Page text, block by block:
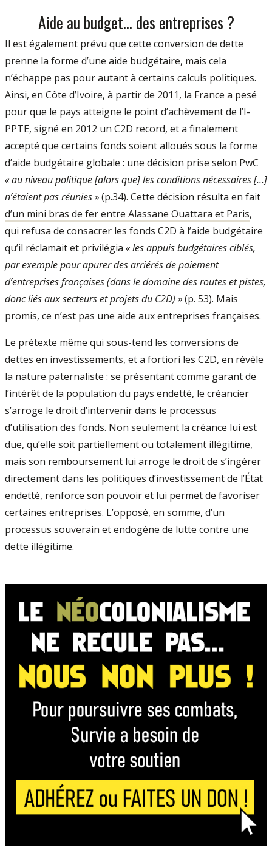
Aide au budget… des entreprises ?
Il est également prévu que cette conversion de dette
prenne la forme d’une aide budgétaire, mais cela
n’échappe pas pour autant à certains calculs politiques.
Ainsi, en Côte d’Ivoire, à partir de 2011, la France a pesé
pour que le pays atteigne le point d’achèvement de l’I-
PPTE, signé en 2012 un C2D record, et a finalement
accepté que certains fonds soient alloués sous la forme
d’aide budgétaire globale : une décision prise selon PwC
« au niveau politique [alors que] les conditions nécessaires [...]
n’étaient pas réunies »(p.34). Cette décision résulta en fait
d’un mini bras de fer entre Alassane Ouattara et Paris,
qui refusa de consacrer les fonds C2D à l’aide budgétaire
qu’il réclamait et privilégia « les appuis budgétaires ciblés,
par exemple pour apurer des arriérés de paiement
d’entreprises françaises (dans le domaine des routes et pistes,
donc liés aux secteurs et projets du C2D) »(p. 53). Mais
promis, ce n’est pas une aide aux entreprises françaises.
Le prétexte même qui sous-tend les conversions de
dettes en investissements, et a fortiori les C2D, en révèle
la nature paternaliste : se présentant comme garant de
l’intérêt de la population du pays endetté, le créancier
s’arroge le droit d’intervenir dans le processus
d’utilisation des fonds. Non seulement la créance lui est
due, qu’elle soit partiellement ou totalement illégitime,
mais son remboursement lui arroge le droit de s’ingérer
directement dans les politiques d’investissement de l’État
endetté, renforce son pouvoir et lui permet de favoriser
certaines entreprises. L’opposé, en somme, d’un
processus souverain et endogène de lutte contre une
dette illégitime.